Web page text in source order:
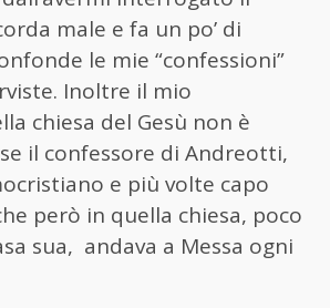
male e fa un po’ di
le mie “confessioni”
Inoltre il mio
chiesa del Gesù non è
il confessore di Andreotti,
e più volte capo
però in quella chiesa, poco
sua, andava a Messa ogni